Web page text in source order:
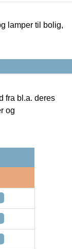
lamper til bolig,
fra bl.a. deres
og